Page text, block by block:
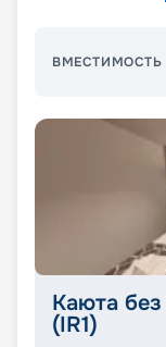
ВМЕСТИМОСТЬ
Каюта
(IR1)